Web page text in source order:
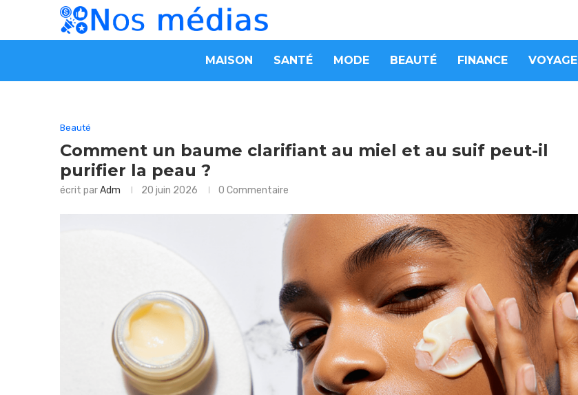
MAISON SANTÉ MODE BEAUTÉ FINANCE VOYAGE
Beauté
Comment un baume clarifiant au miel et au suif peut-il
purifier la peau ?
écrit parAdm 20 juin 2026 0 Commentaire